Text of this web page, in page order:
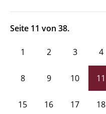
Seite 11 von 38.
1 2 3 4
8 9 10 11
15 16 17 18